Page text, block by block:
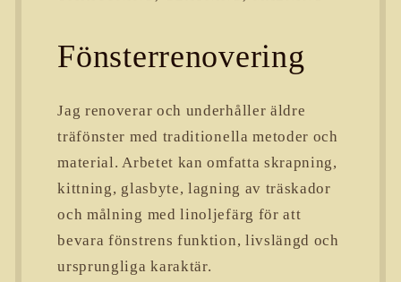
Fönsterrenovering
Jag renoverar och underhåller äldre
träfönster med traditionella metoder och
material. Arbetet kan omfatta skrapning,
kittning, glasbyte, lagning av träskador
och målning med linoljefärg för att
bevara fönstrens funktion, livslängd och
ursprungliga karaktär.